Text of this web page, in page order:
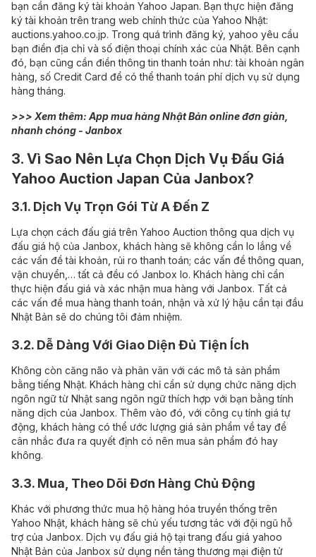
bạn cần đăng ký tài khoản Yahoo Japan. Bạn thực hiện đăng
ký tài khoản trên trang web chính thức của Yahoo Nhật:
auctions.yahoo.co.jp. Trong quá trình đăng ký, yahoo yêu cầu
bạn điền địa chỉ và số điện thoại chính xác của Nhật. Bên cạnh
đó, bạn cũng cần điền thông tin thanh toán như: tài khoản ngân
hàng, số Credit Card để có thể thanh toán phí dịch vụ sử dụng
hàng tháng.
>>> Xem thêm: App mua hàng Nhật Bản online đơn giản,
nhanh chóng - Janbox
3. Vì Sao Nên Lựa Chọn Dịch Vụ Đấu Giá
Yahoo Auction Japan Của Janbox?
3.1. Dịch Vụ Trọn Gói Từ A Đến Z
Lựa chọn cách đấu giá trên Yahoo Auction thông qua dịch vụ
đấu giá hộ của Janbox, khách hàng sẽ không cần lo lắng về
các vấn đề tài khoản, rủi ro thanh toán; các vấn đề thông quan,
vận chuyển,… tất cả đều có Janbox lo. Khách hàng chỉ cần
thực hiện đấu giá và xác nhận mua hàng với Janbox. Tất cả
các vấn đề mua hàng thanh toán, nhận và xử lý hậu cần tại đầu
Nhật Bản sẽ do chúng tôi đảm nhiệm.
3.2. Dễ Dàng Với Giao Diện Đủ Tiện Ích
Không còn căng não và phân vân với các mô tả sản phẩm
bằng tiếng Nhật. Khách hàng chỉ cần sử dụng chức năng dịch
ngôn ngữ từ Nhật sang ngôn ngữ thích hợp với bạn bằng tính
năng dịch của Janbox. Thêm vào đó, với công cụ tính giá tự
động, khách hàng có thể ước lượng giá sản phẩm về tay để
cân nhắc đưa ra quyết định có nên mua sản phẩm đó hay
không.
3.3. Mua, Theo Dõi Đơn Hàng Chủ Động
Khác với phương thức mua hộ hàng hóa truyền thống trên
Yahoo Nhật, khách hàng sẽ chủ yếu tương tác với đội ngũ hỗ
trợ của Janbox. Dịch vụ đấu giá hộ tại trang đấu giá yahoo
Nhật Bản của Janbox sử dụng nền tảng thương mại điện tử